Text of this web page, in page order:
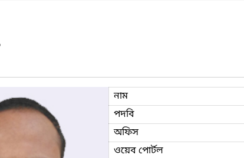
নাম
পদবি
অফিস
ওয়েব পোর্টল